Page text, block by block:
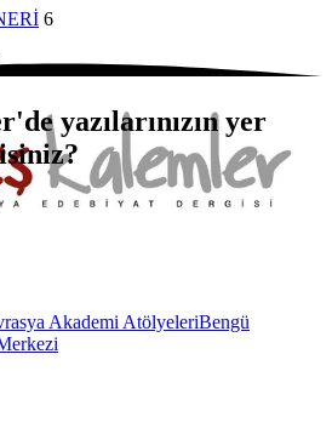
6
yazılarınızın yer
Akademi AtölyeleriBengü